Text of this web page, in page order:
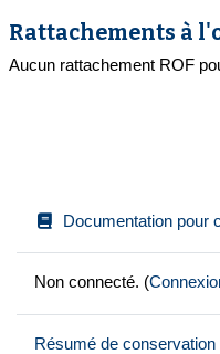
Rattachements à
Aucun rattachement ROF
Documentation pour
Non connecté. (
Résumé de conservation